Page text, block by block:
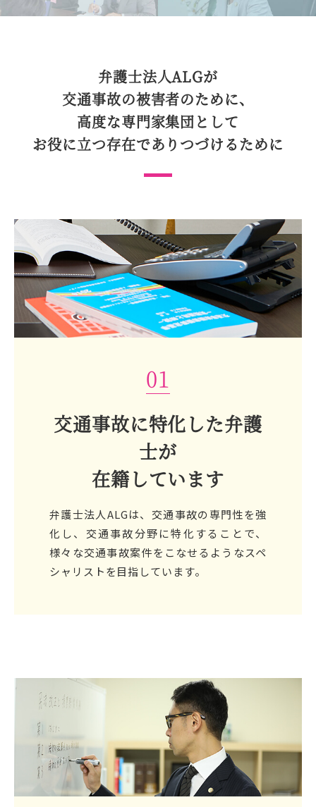
弁護士法人ALGが
交通事故の被害者のために、
高度な専門家集団として
お役に立つ存在でありつづけるために
01
交通事故に特化した弁護
士が
在籍しています
弁護士法人ALGは、交通事故の専門性を強
化し、交通事故分野に特化することで、
様々な交通事故案件をこなせるようなスペ
シャリストを目指しています。